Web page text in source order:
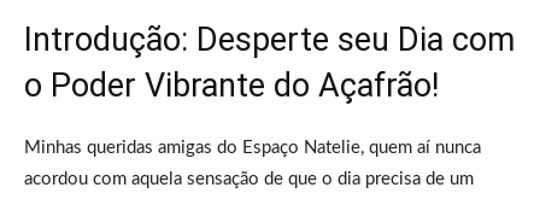
Introdução: Desperte seu Dia com
o Poder Vibrante do Açafrão!
Minhas queridas amigas do Espaço Natelie, quem aí nunca
acordou com aquela sensação de que o dia precisa de um